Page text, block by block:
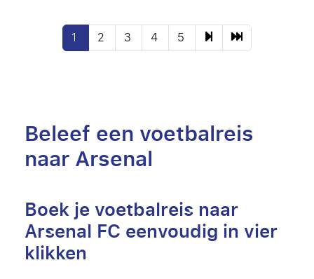
1 2 3 4 5
Beleef een voetbalreis
naar Arsenal
Boek je voetbalreis naar
Arsenal FC eenvoudig in vier
klikken